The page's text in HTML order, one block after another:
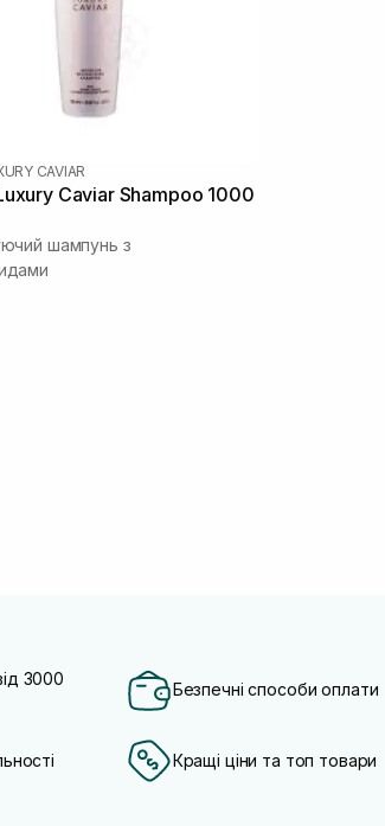
CAVIAR
Caviar Shampoo 1000
шампунь з
3000
Безпечні способи оплати
Кращі ціни та топ товари